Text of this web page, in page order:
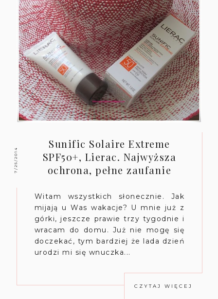
7/25/2014
Sunific Solaire Extreme
SPF50+, Lierac. Najwyższa
ochrona, pełne zaufanie
Witam wszystkich słonecznie. Jak
mijają u Was wakacje? U mnie już z
górki, jeszcze prawie trzy tygodnie i
wracam do domu. Już nie mogę się
doczekać, tym bardziej że lada dzień
urodzi mi się wnuczka...
CZYTAJ WIĘCEJ